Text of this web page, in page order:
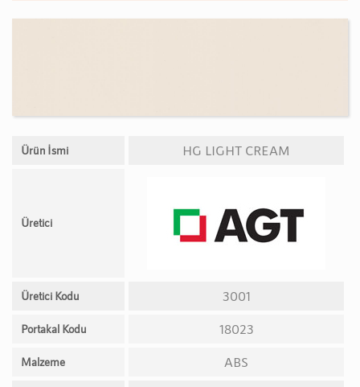
Ürün İsmi HG LIGHT CREAM
Üretici
Üretici Kodu 3001
Portakal Kodu 18023
Malzeme ABS